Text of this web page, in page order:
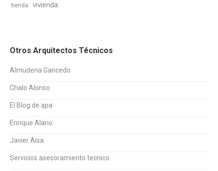
tienda vivienda
Otros Arquitectos Técnicos
Almudena Gancedo
Chalo Alonso
El Blog de apa
Enrique Alario
Javier Aisa
Servicios asesoramiento tecnico